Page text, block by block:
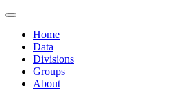
Home
Data
Divisions
Groups
About